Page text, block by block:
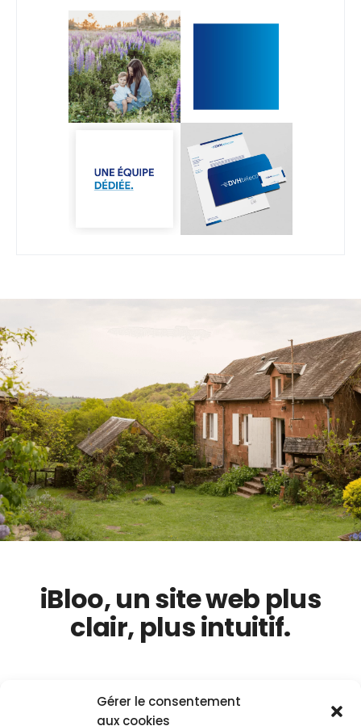
Gérer le consentement
aux cookies
iBloo, un site web plus
clair, plus intuitif.
est un Fournisseur d’accès à Internet qui propose
la fibre à destination des zones rurales
pour